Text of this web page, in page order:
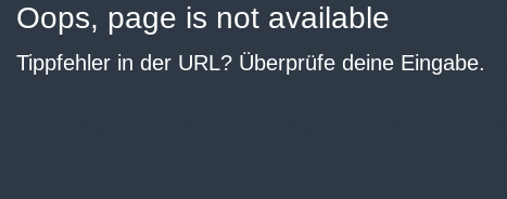
Oops, page is not available
Tippfehler in der URL? Überprüfe deine Eingabe.